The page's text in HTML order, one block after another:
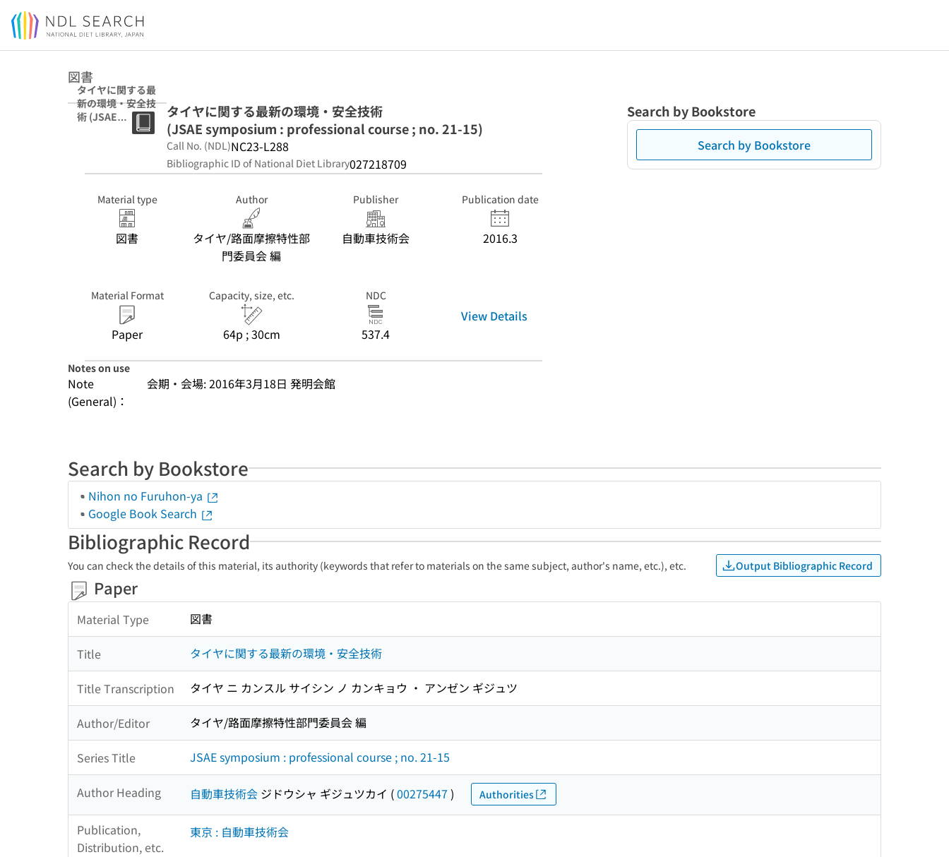
Jump to main content
図書
タイヤに関する最
新の環境・安全技
術 (JSAE
symposium :
15)
タイヤに関する最新の環境・安全技術
(JSAE symposium : professional course ; no. 21-15)
Call No. (NDL)NC23-L288
Bibliographic ID of National Diet Library027218709
Material type
図書
Author
タイヤ/路面摩擦特性部
門委員会 編
Publisher
自動車技術会
Publication date
2016.3
Material Format
Paper
Capacity, size, etc.
64p ; 30cm
NDC
537.4
View Details
Notes on use
Note
(General)：
会期・会場: 2016年3月18日 発明会館
Search by Bookstore
Search by Bookstore
Search by Bookstore
Nihon no Furuhon-ya
Google Book Search
Bibliographic Record
You can check the details of this material, its authority (keywords that refer to materials on the same subject, author's name, etc.), etc. Output Bibliographic Record
Paper
Material Type 図書
Title タイヤに関する最新の環境・安全技術
Title Transcription タイヤ ニ カンスル サイシン ノ カンキョウ ・ アンゼン ギジュツ
Author/Editor タイヤ/路面摩擦特性部門委員会 編
Series Title JSAE symposium : professional course ; no. 21-15
Author Heading 自動車技術会 ジドウシャ ギジュツカイ (00275447 ) Authorities
Publication,
Distribution, etc.
東京 : 自動車技術会